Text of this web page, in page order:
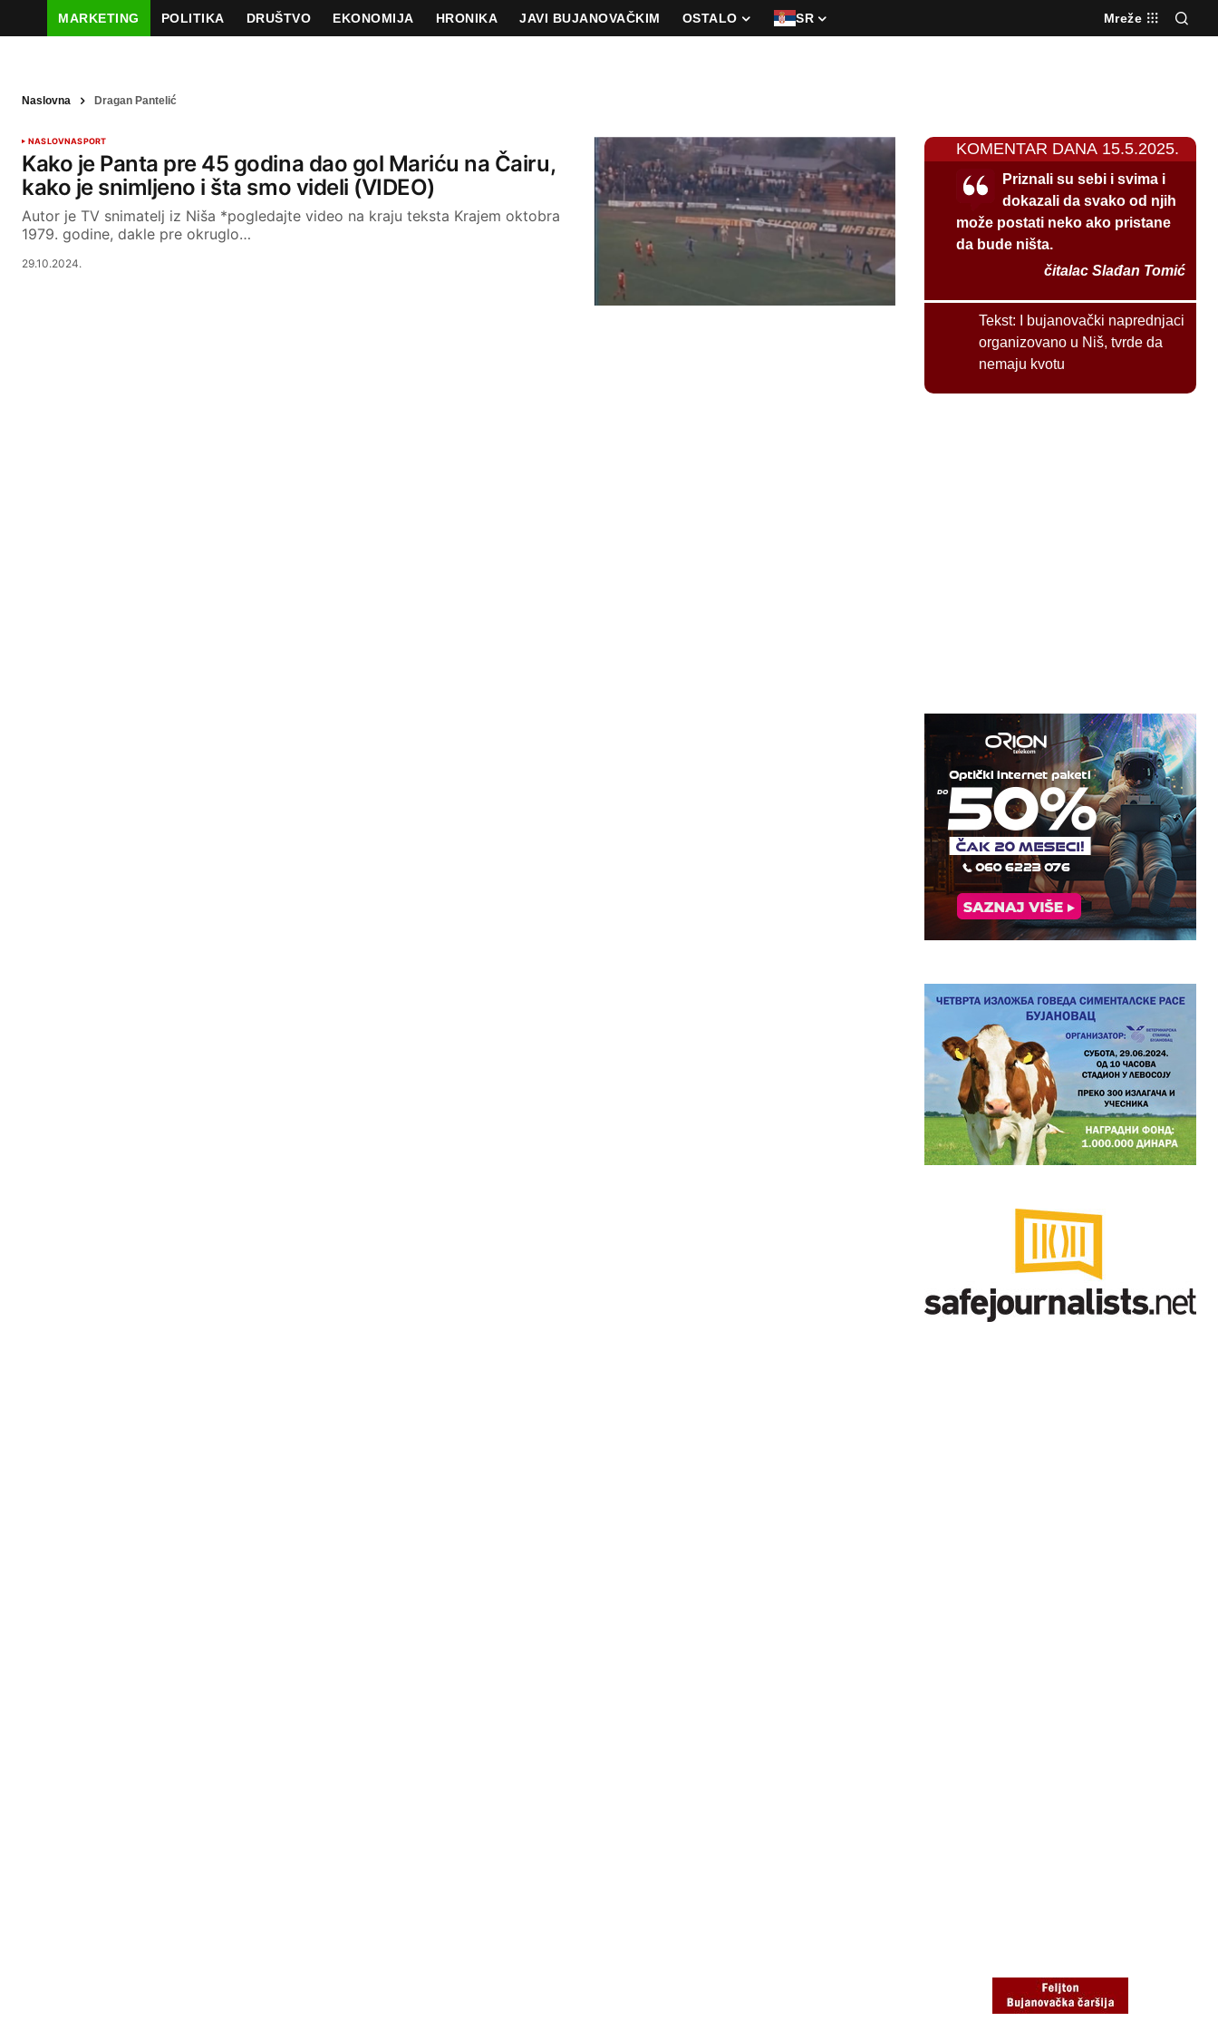
MARKETING POLITIKA DRUŠTVO EKONOMIJA HRONIKA JAVI BUJANOVAČKIM OSTALO SR Mreže
Naslovna Dragan Pantelić
NASLOVNASPORT
Kako je Panta pre 45 godina dao gol Mariću na Čairu,
kako je snimljeno i šta smo videli (VIDEO)
Autor je TV snimatelj iz Niša *pogledajte video na kraju teksta Krajem oktobra
1979. godine, dakle pre okruglo…
29.10.2024.
KOMENTAR DANA 15.5.2025.
Priznali su sebi i svima i
dokazali da svako od njih
može postati neko ako pristane
da bude ništa.
čitalac Slađan Tomić
Tekst:
I bujanovački naprednjaci
organizovano u Niš, tvrde da
nemaju kvotu